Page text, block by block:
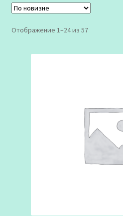
Отображение 1–24 из 57Сортировка: